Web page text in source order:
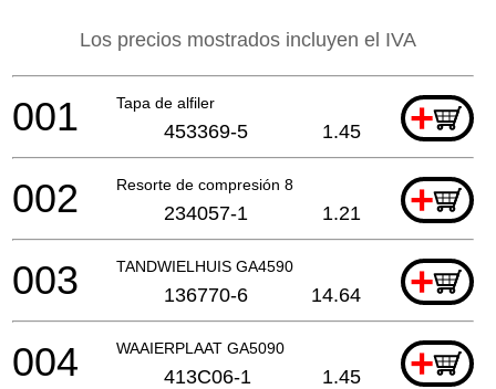
Los precios mostrados incluyen el IVA
Tapa de alfiler +
001 453369-5 1.45
Resorte de compresión 8 +
002 234057-1 1.21
TANDWIELHUIS GA4590 +
003 136770-6 14.64
WAAIERPLAAT GA5090 +
004 413C06-1 1.45